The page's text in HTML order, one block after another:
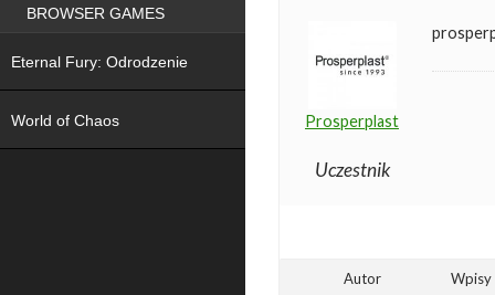
Prosperplast
Uczestnik
Autor Wpisy
BROWSER GAMES
Eternal Fury: Odrodzenie
World of Chaos